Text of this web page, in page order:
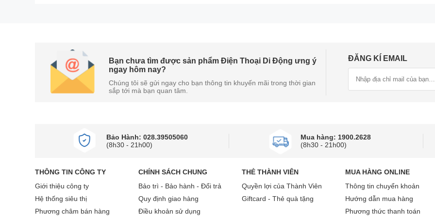
Màn hình AMOLED 6.59 inch độ phân giải 1.5K sắc nét
Xiaomi 17T 5G 12GB 512GB sở hữu màn hình AMOLED 6.59 inch với độ phân giải 1.5K (1268 x 2756 Pixels).
giải cao, chiếc
điện thoại này cung cấp nội dung hiển thị rõ nét và màu sắc sống động, mang đến trải nghiệm
độ sáng tối đa lên đến 3500 nits, thiết bị đảm bảo hiển thị rõ nét ngay cả khi sử dụng dưới ngoài trời ánh sáng
Bạn chưa tìm được sản phẩm Điện Thoại Di Động ưng ý
ngay hôm nay?
Chúng tôi sẽ gửi ngay cho bạn thông tin khuyến mãi trong thời gian
sắp tới mà bạn quan tâm.
ĐĂNG KÍ EMAIL
Bảo Hành: 028.39505060
(8h30 - 21h00)
Mua hàng: 1900.2628
(8h30 - 21h00)
THÔNG TIN CÔNG TY
Giới thiệu công ty
Hệ thống siêu thị
Phương châm bán hàng
CHÍNH SÁCH CHUNG
Bảo trì - Bảo hành - Đổi trả
Quy định giao hàng
Điều khoản sử dụng
THẺ THÀNH VIÊN
Quyền lợi của Thành Viên
Giftcard - Thẻ quà tặng
MUA HÀNG ONLINE
Thông tin chuyển khoản
Hướng dẫn mua hàng
Phương thức thanh toán